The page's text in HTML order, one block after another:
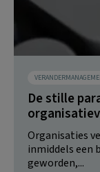
De stille
Organisaties
inmiddels een
geworden,...